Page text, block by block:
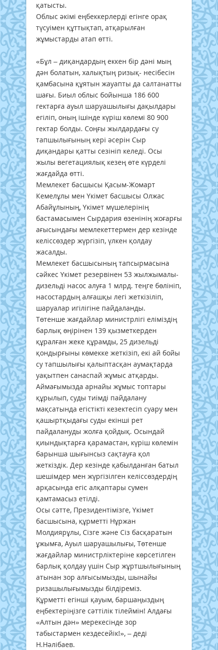
қатысты.
Облыс әкімі еңбеккерлерді егінге орақ
түсуімен құттықтап, атқарылған
жұмыстарды атап өтті.
«Бұл – диқандардың еккен бір дәні мың
дән болатын, халықтың ризық- несібесін
қамбасына құятын жауапты да салтанатты
шағы. Биыл облыс бойынша 186 600
гектарға ауыл шаруашылығы дақылдары
егіліп, оның ішінде күріш көлемі 80 900
гектар болды. Соңғы жылдардағы су
тапшылығының кері әсерін Сыр
диқандары қатты сезініп келеді. Осы
жылы вегетациялық кезең өте күрделі
жағдайда өтті.
Мемлекет басшысы Қасым-Жомарт
Кемелұлы мен Үкімет басшысы Олжас
Абайұлының, Үкімет мүшелерінің
бастамасымен Сырдария өзенінің жоғарғы
ағысындағы мемлекеттермен дер кезінде
келіссөздер жүргізіп, үлкен қолдау
жасалды.
Мемлекет басшысының тапсырмасына
сәйкес Үкімет резервінен 53 жылжымалы-
дизельді насос алуға 1 млрд. теңге бөлініп,
насостардың алғашқы легі жеткізіліп,
шаруалар игілігіне пайдаланды.
Төтенше жағдайлар министрлігі еліміздің
барлық өңірінен 139 қызметкерден
құралған жеке құрамды, 25 дизельді
қондырғыны көмекке жеткізіп, екі ай бойы
су тапшылығы қалыптасқан аумақтарда
уақытпен санаспай жұмыс атқарды.
Аймағымызда арнайы жұмыс топтары
құрылып, суды тиімді пайдалану
мақсатында егістікті кезектесіп суару мен
қашыртқыдағы суды екінші рет
пайдалануды жолға қойдық. Осындай
қиындықтарға қарамастан, күріш көлемін
барынша шығынсыз сақтауға қол
жеткіздік. Дер кезінде қабылданған батыл
шешімдер мен жүргізілген келіссөздердің
арқасында егіс алқаптары сумен
қамтамасыз етілді.
Осы сәтте, Президентімізге, Үкімет
басшысына, құрметті Нұржан
Молдиярұлы, Сізге және Сіз басқаратын
ұжымға, Ауыл шаруашылығы, Төтенше
жағдайлар министрліктеріне көрсетілген
барлық қолдау үшін Сыр жұртшылығының
атынан зор алғысымызды, шынайы
ризашылығымызды білдіреміз.
Құрметті егінші қауым, баршаңыздың
еңбектеріңізге сәттілік тілеймін! Алдағы
«Алтын дән» мерекесінде зор
табыстармен кездесейік!», – деді
Н.Нәлібаев.